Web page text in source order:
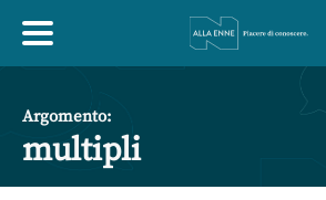
ESPLORA
Argomento:
multipli